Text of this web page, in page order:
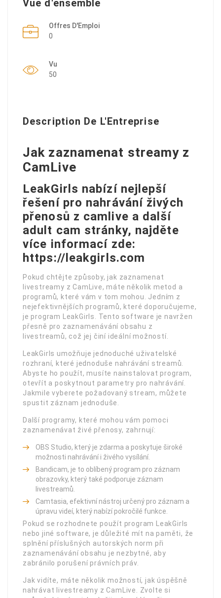
Vue d'ensemble
Offres D'Emploi
0
Vu
50
Description De L'Entreprise
Jak zaznamenat streamy z
CamLive
LeakGirls nabízí nejlepší
řešení pro nahrávání živých
přenosů z camlive a další
adult cam stránky, najděte
více informací zde:
https://leakgirls.com
Pokud chtějte způsoby, jak zaznamenat
livestreamy z CamLive, máte několik metod a
programů, které vám v tom mohou. Jedním z
nejefektivnějších programů, které doporučujeme,
je program LeakGirls. Tento software je navržen
přesně pro zaznamenávání obsahu z
livestreamů, což jej činí ideální možností.
LeakGirls umožňuje jednoduché uživatelské
rozhraní, které jednoduše nahrávání streamů.
Abyste ho použít, musíte nainstalovat program,
otevřít a poskytnout parametry pro nahrávání.
Jakmile vyberete požadovaný stream, můžete
spustit záznam jednoduše.
Další programy, které mohou vám pomoci
zaznamenávat živé přenosy, zahrnují:
OBS Studio, který je zdarma a poskytuje široké
možnosti nahrávání i živého vysílání.
Bandicam, je to oblíbený program pro záznam
obrazovky, který také podporuje záznam
livestreamů.
Camtasia, efektivní nástroj určený pro záznam a
úpravu videí, který nabízí pokročilé funkce.
Pokud se rozhodnete použít program LeakGirls
nebo jiné software, je důležité mít na paměti, že
splnění příslušných autorských norm při
zaznamenávání obsahu je nezbytné, aby
zabránilo porušení právních práv.
Jak vidíte, máte několik možností, jak úspěšně
nahrávat livestreamy z CamLive. Zvolte si